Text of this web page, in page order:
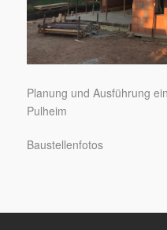
Planung und Ausführung
Pulheim
Baustellenfotos